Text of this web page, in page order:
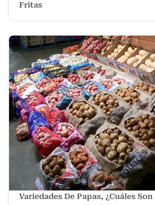
Fritas
Variedades De Papas, ¿Cuáles